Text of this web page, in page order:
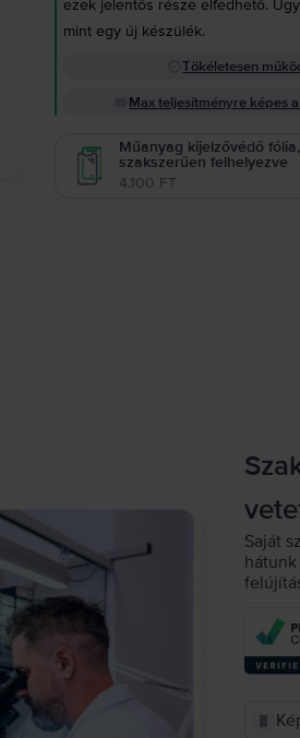
ezek jelentős része elfedhető.
mint egy új készülék.
Tökéletesen
Max teljesítményre képes
Műanyag kijelzővédő fólia,
szakszerűen felhelyezve
4.100 FT
Saját